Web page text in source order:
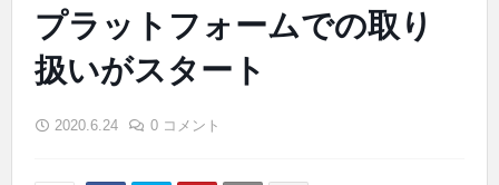
プラットフォームでの取り
扱いがスタート
2020.6.24 0 コメント